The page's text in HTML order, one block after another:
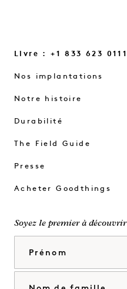
Livre : +1 833 623 0111
Nos implantations
Notre histoire
Durabilité
The Field Guide
Presse
Acheter Goodthings
Soyez le premier à